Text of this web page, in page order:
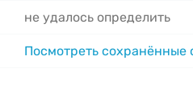
не удалось определить
Посмотреть сохранённые